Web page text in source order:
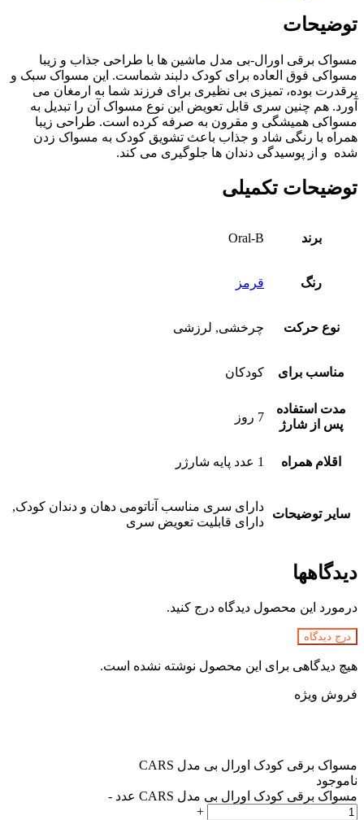
توضیحات
مسواک برقی اورال-بی مدل ماشین ها با طراحی جذاب و زیبا
مسواکی فوق العاده برای کودک دلبند شماست. این مسواک سبک و
پرقدرت بوده، تمیزی بی نظیری برای فرزند شما به ارمغان می
آورد. هم چنین سری قابل تعویض این نوع مسواک آن را تبدیل به
مسواکی همیشگی و مقرون به صرفه کرده است. طراحی زیبا
همراه با رنگی شاد و جذاب باعث تشویق کودک به مسواک زدن
شده و از پوسیدگی دندان ها جلوگیری می کند.
توضیحات تکمیلی
برند Oral-B
رنگ قرمز
نوع حرکت چرخشی, لرزشی
مناسب برای کودکان
مدت استفاده
پس از شارژ
7 روز
اقلام همراه 1 عدد پایه شارژر
سایر توضیحات
دارای سری مناسب آناتومی دهان و دندان کودک,
دارای قابلیت تعویض سری
دیدگاهها
درمورد این محصول دیدگاه درج کنید.
درج دیدگاه
هیچ دیدگاهی برای این محصول نوشته نشده است.
فروش ویژه
مسواک برقی کودک اورال بی مدل CARS
ناموجود
مسواک برقی کودک اورال بی مدل CARS عدد
-
+